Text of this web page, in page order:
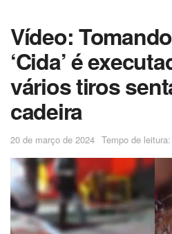
Vídeo:
‘Cida’ é
vários tiros
cadeira
20 de março de 2024 Tempo de